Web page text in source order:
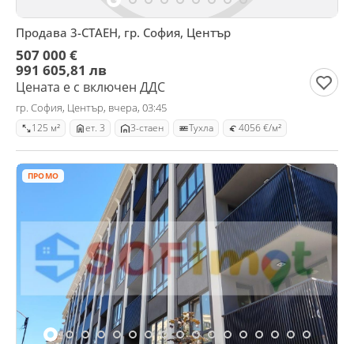
Продава 3-СТАЕН, гр. София, Център
507 000 €
991 605,81 лв
Цената е с включен ДДС
гр. София, Център, вчера, 03:45
125 м² ет. 3 3-стаен Тухла 4056 €/м²
ПРОМО